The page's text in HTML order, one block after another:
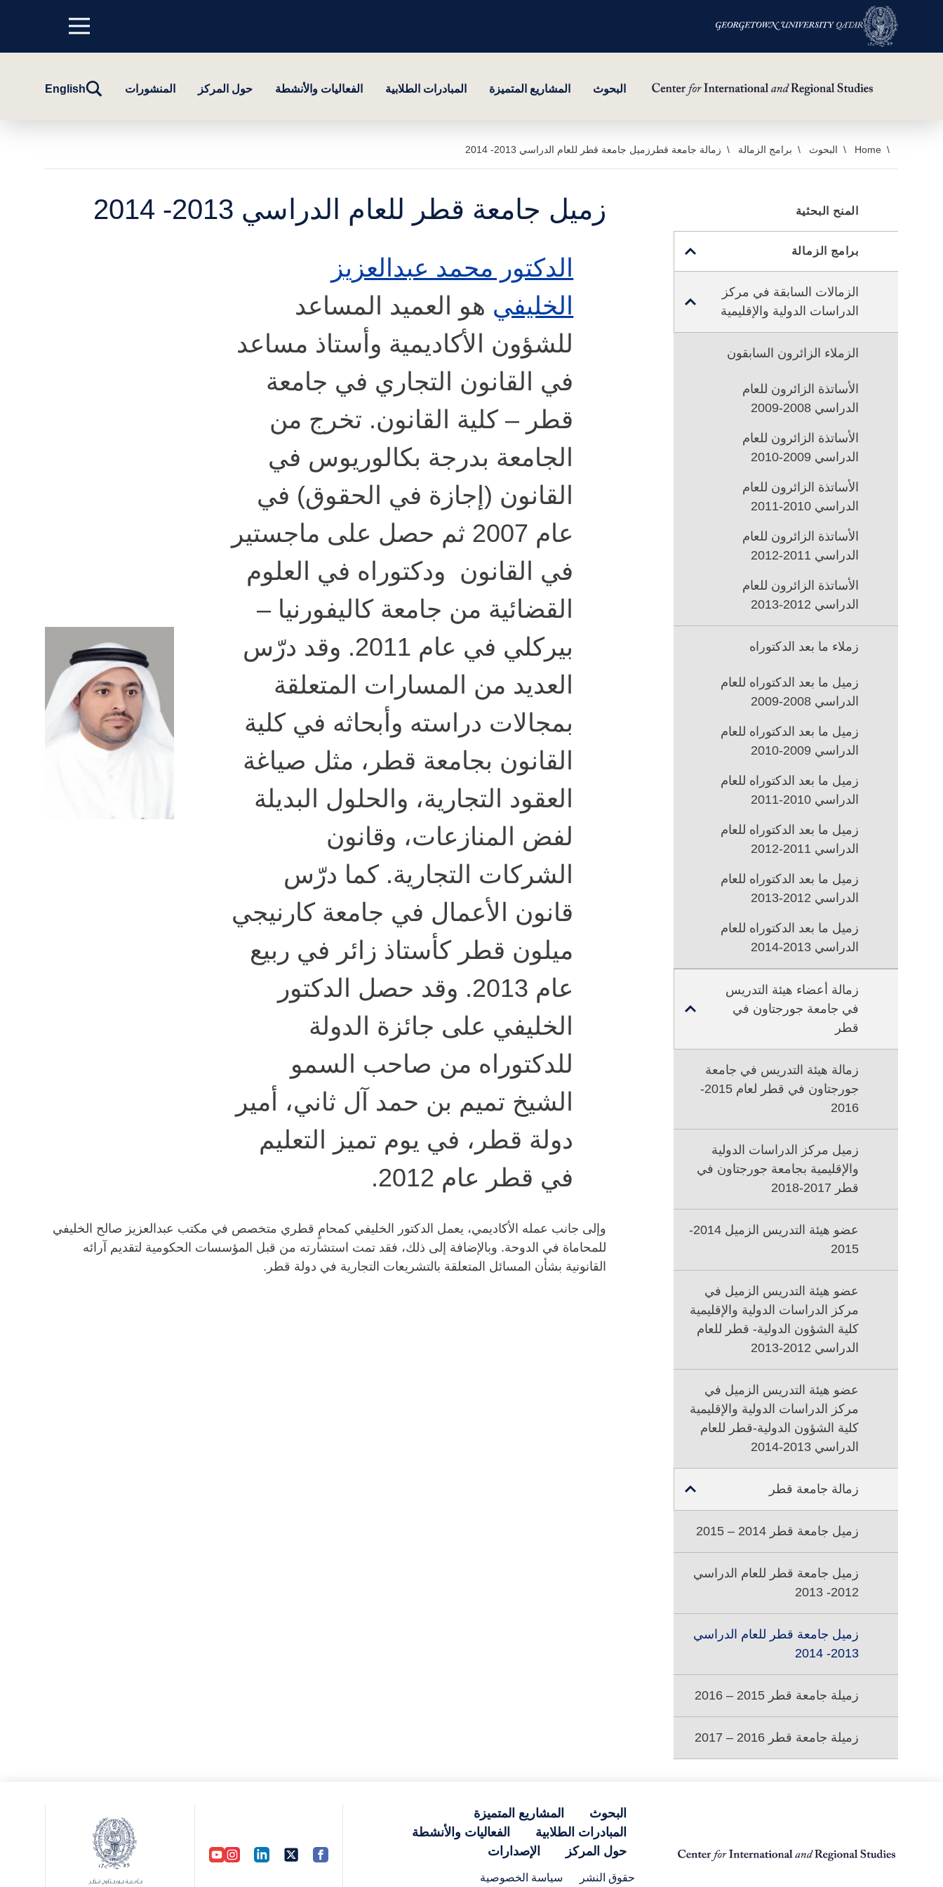
Menu
top
البحوث المشاريع المتميزة المبادرات الطلابية الفعاليات والأنشطة حول المركز المنشورات
تبديلEnglish
Home البحوث برامج الزمالة زمالة جامعة قطر زميل جامعة قطر للعام الدراسي 2013- 2014
المنح البحثية
برامج الزمالة
TOGGLE
FOR
الزمالة
الزمالات السابقة في مركز
الدراسات الدولية والإقليمية
TOGGLE
MENU
الزملاء الزائرون السابقون
الأساتذة الزائرون للعام
الدراسي 2008-2009
الأساتذة الزائرون للعام
الدراسي 2009-2010
الأساتذة الزائرون للعام
الدراسي 2010-2011
الأساتذة الزائرون للعام
الدراسي 2011-2012
الأساتذة الزائرون للعام
الدراسي 2012-2013
زملاء ما بعد الدكتوراه
زميل ما بعد الدكتوراه للعام
الدراسي 2008-2009
زميل ما بعد الدكتوراه للعام
الدراسي 2009-2010
زميل ما بعد الدكتوراه للعام
الدراسي 2010-2011
زميل ما بعد الدكتوراه للعام
الدراسي 2011-2012
زميل ما بعد الدكتوراه للعام
الدراسي 2012-2013
زميل ما بعد الدكتوراه للعام
الدراسي 2013-2014
زمالة أعضاء هيئة التدريس
في جامعة جورجتاون في
قطر
TOGGLE
التدريس
قطر
زمالة هيئة التدريس في جامعة
جورجتاون في قطر لعام 2015-
2016
زميل مركز الدراسات الدولية
والإقليمية بجامعة جورجتاون في
قطر 2017-2018
عضو هيئة التدريس الزميل 2014-
2015
عضو هيئة التدريس الزميل في
مركز الدراسات الدولية والإقليمية
كلية الشؤون الدولية- قطر للعام
الدراسي 2012-2013
عضو هيئة التدريس الزميل في
مركز الدراسات الدولية والإقليمية
كلية الشؤون الدولية-قطر للعام
الدراسي 2013-2014
زمالة جامعة قطر
TOGGLE
زمالة
جامعة
زميل جامعة قطر 2014 – 2015
زميل جامعة قطر للعام الدراسي
2012- 2013
زميل جامعة قطر للعام الدراسي
2013- 2014
زميلة جامعة قطر 2015 – 2016
زميلة جامعة قطر 2016 – 2017
زميل جامعة قطر للعام الدراسي 2013- 2014
الدكتور محمد عبدالعزيز
الخليفي هو العميد المساعد
للشؤون الأكاديمية وأستاذ مساعد
في القانون التجاري في جامعة
قطر – كلية القانون. تخرج من
الجامعة بدرجة بكالوريوس في
القانون (إجازة في الحقوق) في
عام 2007 ثم حصل على ماجستير
في القانون ودكتوراه في العلوم
القضائية من جامعة كاليفورنيا –
بيركلي في عام 2011. وقد درّس
العديد من المسارات المتعلقة
بمجالات دراسته وأبحاثه في كلية
القانون بجامعة قطر، مثل صياغة
العقود التجارية، والحلول البديلة
لفض المنازعات، وقانون
الشركات التجارية. كما درّس
قانون الأعمال في جامعة كارنيجي
ميلون قطر كأستاذ زائر في ربيع
عام 2013. وقد حصل الدكتور
الخليفي على جائزة الدولة
للدكتوراه من صاحب السمو
الشيخ تميم بن حمد آل ثاني، أمير
دولة قطر، في يوم تميز التعليم
في قطر عام 2012.
وإلى جانب عمله الأكاديمي، يعمل الدكتور الخليفي كمحامٍ قطري متخصص في مكتب عبدالعزيز صالح الخليفي
للمحاماة في الدوحة. وبالإضافة إلى ذلك، فقد تمت استشارته من قبل المؤسسات الحكومية لتقديم آرائه
القانونية بشأن المسائل المتعلقة بالتشريعات التجارية في دولة قطر.
البحوث
المشاريع المتميزة
المبادرات الطلابية
الفعاليات والأنشطة
حول المركز
الإصدارات
حقوق النشر سياسة الخصوصية